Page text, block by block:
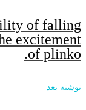
of falling
excitement
of plinko.
نوشته بعد